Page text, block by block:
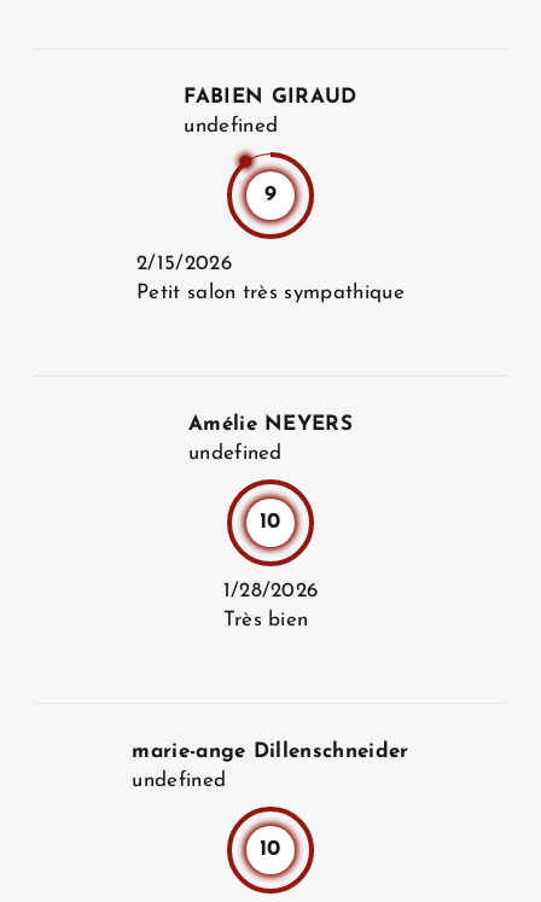
FABIEN GIRAUD
undefined
9
2/15/2026
Petit salon très sympathique
Amélie NEYERS
undefined
10
1/28/2026
Très bien
marie-ange Dillenschneider
undefined
10